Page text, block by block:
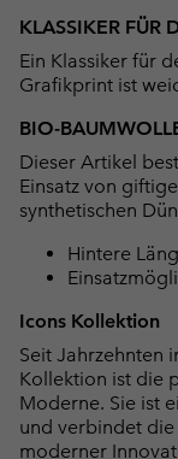
KLASSIKER FÜR
Ein Klassiker für
Grafikprint ist
BIO-
Dieser Artikel
Einsatz von
synthetischen
Hintere
Icons Kollektion
Seit Jahrzehnten
Kollektion ist die
Moderne. Sie ist
und verbindet die
moderner